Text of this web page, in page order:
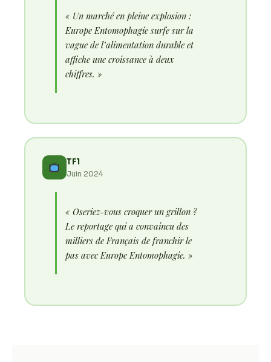
« Un marché en pleine explosion :
Europe Entomophagie surfe sur la
vague de l’alimentation durable et
affiche une croissance à deux
chiffres. »
TF1
Juin 2024
« Oseriez-vous croquer un grillon ?
Le reportage qui a convaincu des
milliers de Français de franchir le
pas avec Europe Entomophagie. »